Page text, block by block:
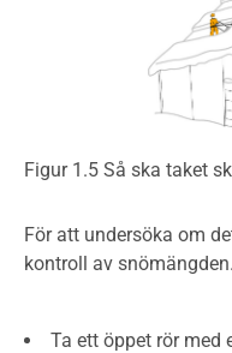
Figur 1.5 Så ska taket
För att undersöka om
kontroll av
Ta ett öppet rör med